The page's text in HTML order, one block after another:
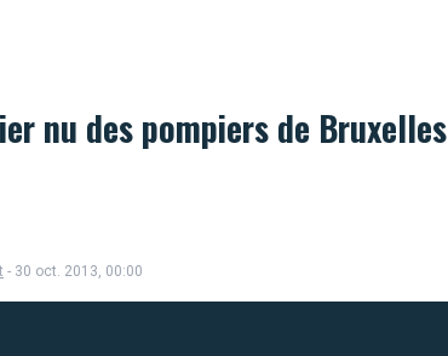
nu des pompiers de Bruxelles
- 30 oct. 2013, 00:00